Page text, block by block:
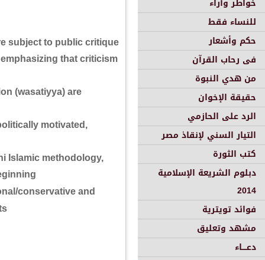
خواطر وأراء
للنساء فقط
حكم وأشعار
فى رحاب القرآن
من هدي النبوة
حقيقة الإخوان
الرد على الحازمي
التيار السني لإنقاذ مصر
كتب الثورة
دبلوم الشريعة الإسلامية
2014
فوائد تويترية
مشهد وتعليق
دعــــاء
subject to public critique
that criticism
(wasatiyya) are
motivated,
Islamic methodology,
conservative and